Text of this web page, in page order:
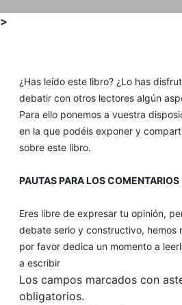
>
¿Has leído este libro? ¿Lo has
debatir con otros lectores algún
Para ello ponemos a vuestra
en la que podéis exponer y
sobre este libro.
PAUTAS PARA LOS COMENTARIOS
Eres libre de expresar tu opinión,
debate serio y constructivo, hemos
por favor dedica un momento a
a escribir
Los campos marcados con
obligatorios.